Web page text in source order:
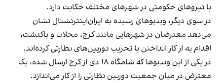
با نیروهای حکومتی در شهرهای مختلف حکایت دارد.
در سوی دیگر، ویدیوهای رسیده به ایران‌اینترنشنال نشان
می‌دهد معترضان در شهرهایی مانند کرج، محلات و پاکدشت،
اقدام به از کار انداختن یا تخریب دوربین‌های نظارتی کرده‌اند.
در یکی از این ویدیوها که شامگاه ۱۸ دی از کرج ارسال شده، یک
معترض در میان جمعیت دوربین نظارتی را از کار می‌اندازد.